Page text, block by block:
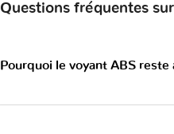
Questions fréquentes
Pourquoi le voyant ABS reste